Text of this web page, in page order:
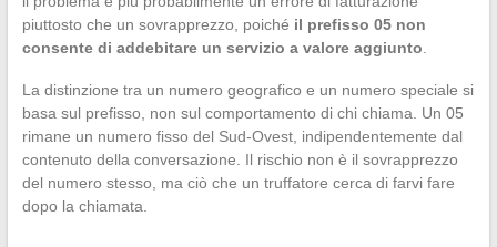
piuttosto che un sovrapprezzo, poiché il prefisso 05 non
consente di addebitare un servizio a valore aggiunto.
La distinzione tra un numero geografico e un numero speciale si
basa sul prefisso, non sul comportamento di chi chiama. Un 05
rimane un numero fisso del Sud-Ovest, indipendentemente dal
contenuto della conversazione. Il rischio non è il sovrapprezzo
del numero stesso, ma ciò che un truffatore cerca di farvi fare
dopo la chiamata.